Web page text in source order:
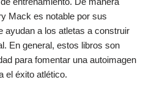
Mack es notable por sus
ayudan a los atletas a construir
En general, estos libros son
para fomentar una autoimagen
el éxito atlético.